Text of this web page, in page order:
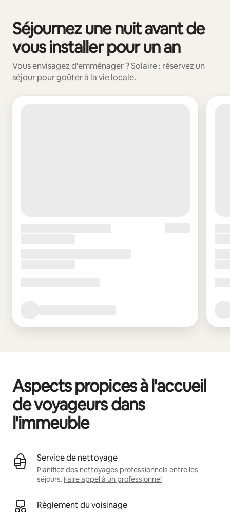
Séjournez une nuit avant de
vous installer pour un an
Vous envisagez d'emménager ? Solaire : réservez un
séjour pour goûter à la vie locale.
0 sur 0 élément visible
Aspects propices à l'accueil
de voyageurs dans
l'immeuble
Service de nettoyage
Planifiez des nettoyages professionnels entre les
séjours. Faire appel à un professionnel
Règlement du voisinage